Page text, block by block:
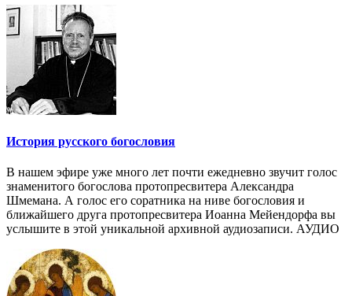
История русского богословия
В нашем эфире уже много лет почти ежедневно звучит голос
знаменитого богослова протопресвитера Александра
Шмемана. А голос его соратника на ниве богословия и
ближайшего друга протопресвитера Иоанна Мейендорфа вы
услышите в этой уникальной архивной аудиозаписи. АУДИО